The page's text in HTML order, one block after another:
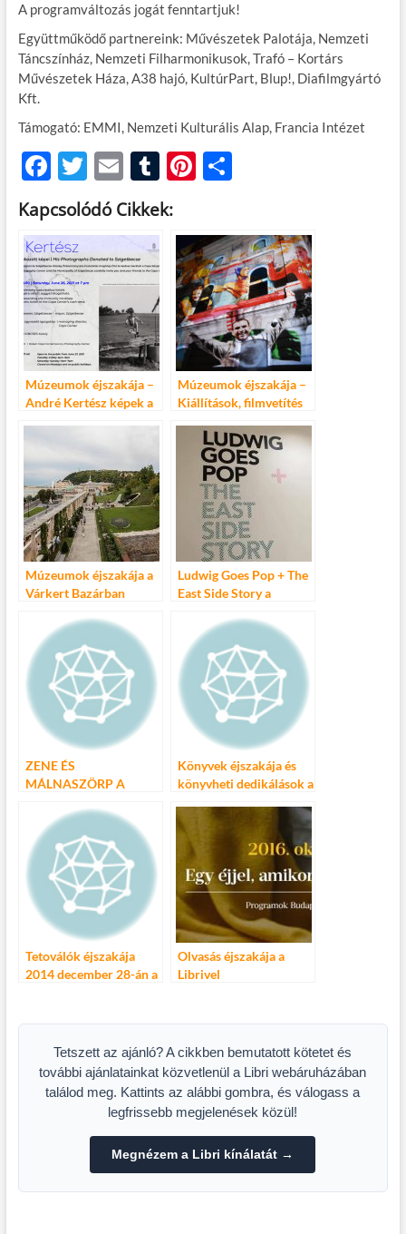
A programváltozás jogát fenntartjuk!
Együttműködő partnereink: Művészetek Palotája, Nemzeti
Táncszínház, Nemzeti Filharmonikusok, Trafó – Kortárs
Művészetek Háza, A38 hajó, KultúrPart, Blup!, Diafilmgyártó
Kft.
Támogató: EMMI, Nemzeti Kulturális Alap, Francia Intézet
F
ac
e
b
o
o
k
T
w
itt
er
E
m
ail
T
u
m
bl
r
Pi
es
t
O
m
e
g
Kapcsolódó Cikkek:
Múzeumok éjszakája –
André Kertész képek a
Múzeumok éjszakája –
Kiállítások, filmvetítés
Budavári
Palotanegyedben
Múzeumok éjszakája a
Várkert Bazárban
Ludwig Goes Pop + The
East Side Story a
ZENE ÉS
MÁLNASZÖRP A
MEGNYITÓJÁN!
Könyvek éjszakája és
könyvheti dedikálások a
Tetoválók éjszakája
2014 december 28-án a
Olvasás éjszakája a
Librivel
Tetszett az ajánló? A cikkben bemutatott kötetet és
további ajánlatainkat közvetlenül a Libri webáruházában
találod meg. Kattints az alábbi gombra, és válogass a
legfrissebb megjelenések közül!
Megnézem a Libri kínálatát →